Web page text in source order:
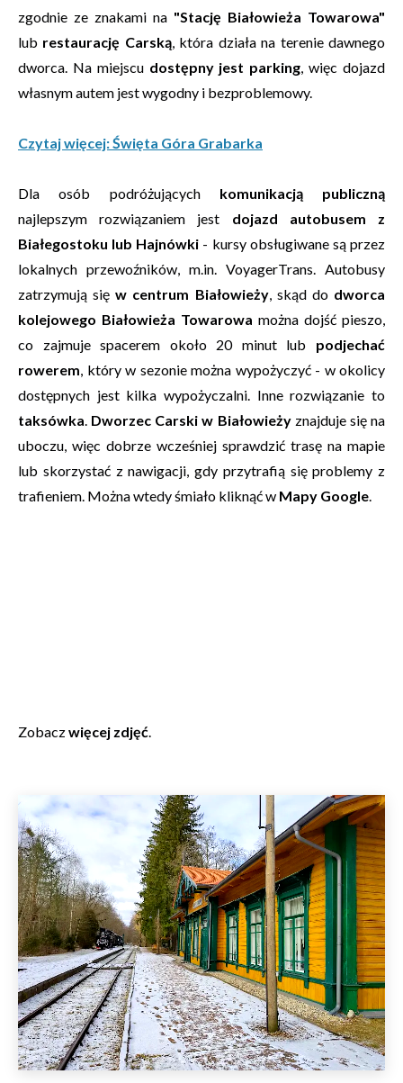
zgodnie ze znakami na "Stację Białowieża Towarowa"
lub restaurację Carską, która działa na terenie dawnego
dworca. Na miejscu dostępny jest parking, więc dojazd
własnym autem jest wygodny i bezproblemowy.
Czytaj więcej: Święta Góra Grabarka
Dla osób podróżujących komunikacją publiczną
najlepszym rozwiązaniem jest dojazd autobusem z
Białegostoku lub Hajnówki - kursy obsługiwane są przez
lokalnych przewoźników, m.in. VoyagerTrans. Autobusy
zatrzymują sięw centrum Białowieży, skąd do dworca
kolejowego Białowieża Towarowa można dojść pieszo,
co zajmuje spacerem około 20 minut lub podjechać
rowerem, który w sezonie można wypożyczyć - w okolicy
dostępnych jest kilka wypożyczalni. Inne rozwiązanie to
taksówka. Dworzec Carski w Białowieżyznajduje się na
uboczu, więc dobrze wcześniej sprawdzić trasę na mapie
lub skorzystać z nawigacji, gdy przytrafią się problemy z
trafieniem. Można wtedy śmiało kliknąć w Mapy Google.
Zobaczwięcej zdjęć.